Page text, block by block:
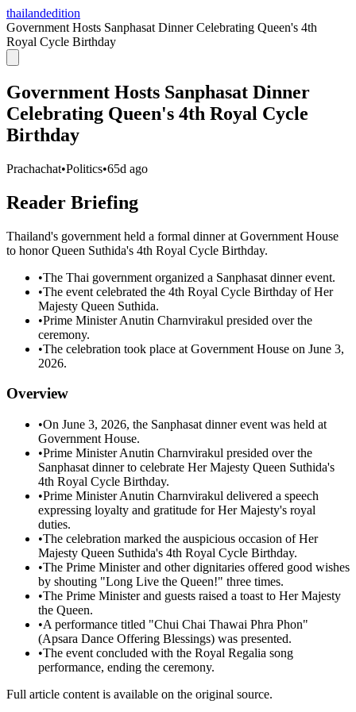
thailandedition
Government Hosts Sanphasat Dinner Celebrating Queen's 4th
Royal Cycle Birthday
Government Hosts Sanphasat Dinner
Celebrating Queen's 4th Royal Cycle
Birthday
Prachachat•Politics•65d ago
Reader Briefing
Thailand's government held a formal dinner at Government House
to honor Queen Suthida's 4th Royal Cycle Birthday.
•The Thai government organized a Sanphasat dinner event.
•The event celebrated the 4th Royal Cycle Birthday of Her
Majesty Queen Suthida.
•Prime Minister Anutin Charnvirakul presided over the
ceremony.
•The celebration took place at Government House on June 3,
2026.
Overview
•On June 3, 2026, the Sanphasat dinner event was held at
Government House.
•Prime Minister Anutin Charnvirakul presided over the
Sanphasat dinner to celebrate Her Majesty Queen Suthida's
4th Royal Cycle Birthday.
•Prime Minister Anutin Charnvirakul delivered a speech
expressing loyalty and gratitude for Her Majesty's royal
duties.
•The celebration marked the auspicious occasion of Her
Majesty Queen Suthida's 4th Royal Cycle Birthday.
•The Prime Minister and other dignitaries offered good wishes
by shouting "Long Live the Queen!" three times.
•The Prime Minister and guests raised a toast to Her Majesty
the Queen.
•A performance titled "Chui Chai Thawai Phra Phon"
(Apsara Dance Offering Blessings) was presented.
•The event concluded with the Royal Regalia song
performance, ending the ceremony.
Full article content is available on the original source.